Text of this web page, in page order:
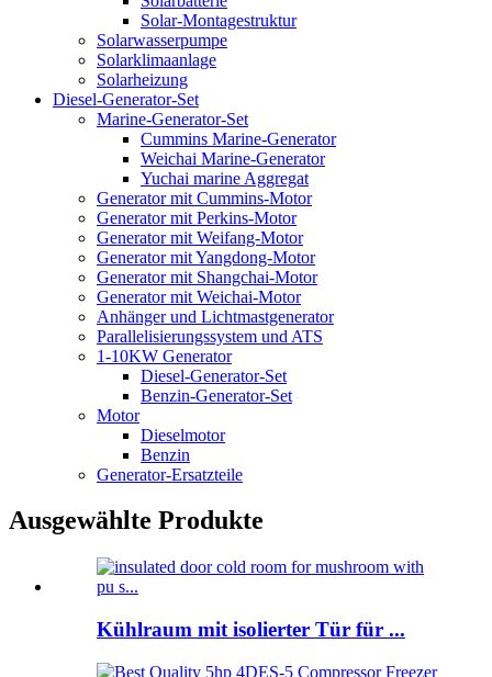
Solar-Montagestruktur
Solarwasserpumpe
Solarklimaanlage
Solarheizung
Diesel-Generator-Set
Marine-Generator-Set
Cummins Marine-Generator
Weichai Marine-Generator
Yuchai marine Aggregat
Generator mit Cummins-Motor
Generator mit Perkins-Motor
Generator mit Weifang-Motor
Generator mit Yangdong-Motor
Generator mit Shangchai-Motor
Generator mit Weichai-Motor
Anhänger und Lichtmastgenerator
Parallelisierungssystem und ATS
1-10KW Generator
Diesel-Generator-Set
Benzin-Generator-Set
Motor
Dieselmotor
Benzin
Generator-Ersatzteile
Ausgewählte Produkte
Kühlraum mit isolierter Tür für ...